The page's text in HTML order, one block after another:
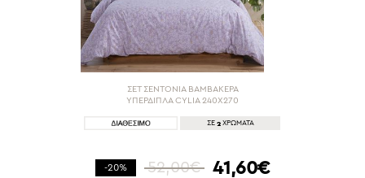
ΣΕΤ ΣΕΝΤΟΝΙΑ ΒΑΜΒΑΚΕΡΑ
ΥΠΕΡΔΙΠΛΑ CYLIA 240Χ270
ΣΕ 2 ΧΡΩΜΑΤΑ
-20% 52,00€ 41,60€